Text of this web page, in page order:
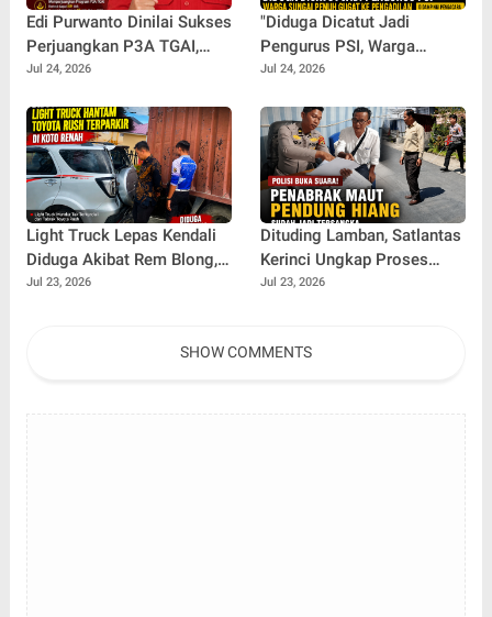
Edi Purwanto Dinilai Sukses
Perjuangkan P3A TGAI,
Kerinci dan Sungai Penuh
Jambi
Jul 24, 2026
"Diduga Dicatut Jadi
Pengurus PSI, Warga
Sungai Penuh Gugat ke
Lolos Seleksi BAZNAS"
Jul 24, 2026
Light Truck Lepas Kendali
Diduga Akibat Rem Blong,
Toyota Rush Ringsek di
Jul 23, 2026
Dituding Lamban, Satlantas
Kerinci Ungkap Proses
Kasus Kecelakaan Maut
Jul 23, 2026
SHOW COMMENTS